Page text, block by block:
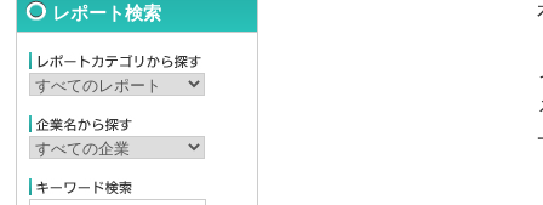
レポート検索